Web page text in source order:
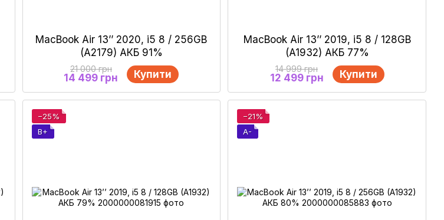
MacBook Air 13’’ 2020, і5 8 / 256GB
(A2179) АКБ 91%
21 000 грн
14 499 грн Купити
MacBook Air 13’’ 2019, i5 8 / 128GB
(A1932) АКБ 77%
14 999 грн
12 499 грн Купити
−25%
B+
−21%
A-